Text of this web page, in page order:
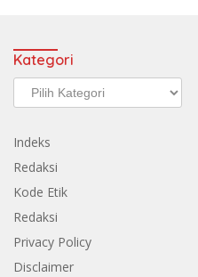
Kategori
Kategori
Indeks
Redaksi
Kode Etik
Redaksi
Privacy Policy
Disclaimer